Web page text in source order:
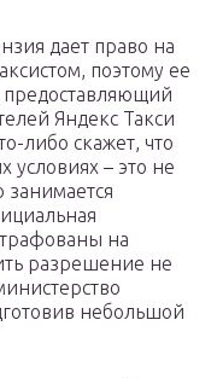
дает право на
поэтому ее
Яндекс Такси
либо скажет, что
условиях – это не
занимается
на
разрешение не
небольшой